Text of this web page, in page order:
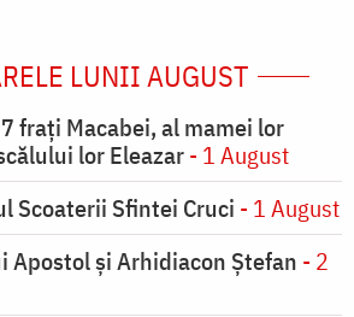
LUNII AUGUST
fraţi Macabei, al mamei lor
lor Eleazar- 1 August
Scoaterii Sfintei Cruci - 1 August
Apostol și Arhidiacon Ștefan - 2